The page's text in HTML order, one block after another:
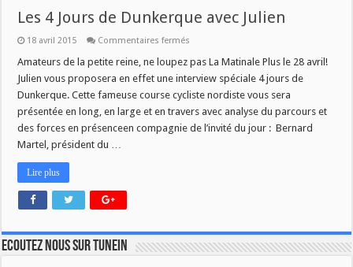
Les 4 Jours de Dunkerque avec Julien
18 avril 2015 Commentaires fermés
4
Jours
de
Dunkerque
avec
Julien
Amateurs de la petite reine, ne loupez pas La Matinale Plus le 28 avril!
Julien vous proposera en effet une interview spéciale 4 jours de
Dunkerque. Cette fameuse course cycliste nordiste vous sera
présentée en long, en large et en travers avec analyse du parcours et
des forces en présenceen compagnie de l’invité du jour : Bernard
Martel, président du …
Lire plus
Ecoutez nous sur TuneIn